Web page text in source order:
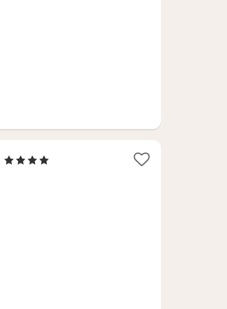
1
, 4 Stjerner